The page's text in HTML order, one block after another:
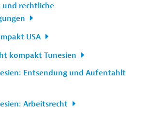
rechtliche
USA
kompakt Tunesien
Entsendung und Aufentahlt
Arbeitsrecht